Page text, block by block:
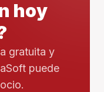
hoy
gratuita y
puede